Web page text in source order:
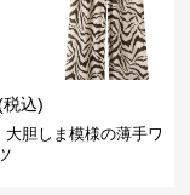
税込)
大胆しま模様の薄手ワ